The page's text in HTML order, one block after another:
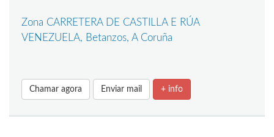
Zona CARRETERA DE CASTILLA E RÚA
VENEZUELA, Betanzos, A Coruña
Chamar agora Enviar mail + info